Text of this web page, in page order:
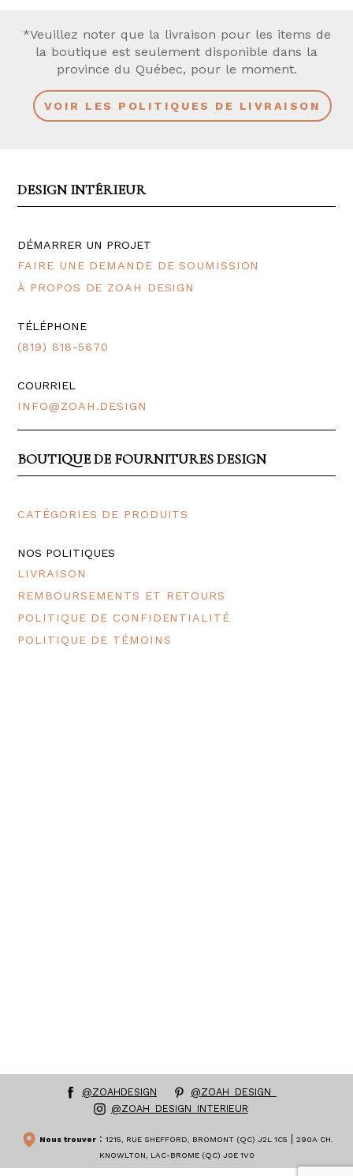
*Veuillez noter que la livraison pour les items de
la boutique est seulement disponible dans la
province du Québec, pour le moment.
VOIR LES POLITIQUES DE LIVRAISON
DESIGN INTÉRIEUR
DÉMARRER UN PROJET
FAIRE UNE DEMANDE DE SOUMISSION
À PROPOS DE ZOAH DESIGN
TÉLÉPHONE
(819) 818-5670
COURRIEL
INFO@ZOAH.DESIGN
BOUTIQUE DE FOURNITURES DESIGN
CATÉGORIES DE PRODUITS
NOS POLITIQUES
LIVRAISON
REMBOURSEMENTS ET RETOURS
POLITIQUE DE CONFIDENTIALITÉ
POLITIQUE DE TÉMOINS
@ZOAHDESIGN
@ZOAH_DESIGN_
@ZOAH_DESIGN_INTERIEUR
Nous trouver: 1215, RUE SHEFFORD, BROMONT (QC) J2L 1C5
290A CH.
KNOWLTON, LAC-BROME (QC) J0E 1V0